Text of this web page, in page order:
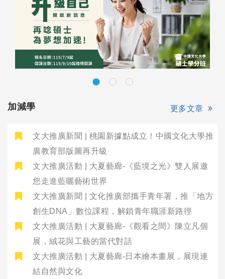
加減學 更多文章
文大推廣新聞 | 桃園新據點成立！中國文化大學推
廣教育部版圖再升級
文大推廣活動 | 大夏藝廊-《藍境之光》雙人展邀
您走進藍曬藝術世界
文大推廣新聞 | 文化推廣部攜手青年署，推「地方
創生DNA」數位課程，解鎖青年職涯新路徑
文大推廣活動 | 大夏藝廊-《觀看之間》陳立凡個
展，絨花與工藝的當代對話
文大推廣活動 | 大夏藝廊-日本繪本畫展，展現連
結自然與文化